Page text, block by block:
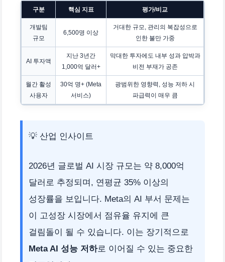
구분 핵심 지표 평가/비교
개발팀
규모
6,500명 이상
거대한 규모, 관리의 복잡성으로
인한 불만 가중
AI 투자액
지난 3년간
1,000억 달러+
막대한 투자에도 내부 성과 압박과
비전 부재가 공존
월간 활성
사용자
30억 명+ (Meta
서비스)
광범위한 영향력, 성능 저하 시
파급력이 매우 큼
💡 산업 인사이트
2026년 글로벌 AI 시장 규모는 약 8,000억
달러로 추정되며, 연평균 35% 이상의
성장률을 보입니다. Meta의 AI 부서 문제는
이 고성장 시장에서 점유율 유지에 큰
걸림돌이 될 수 있습니다. 이는 장기적으로
Meta AI 성능 저하로 이어질 수 있는 중요한